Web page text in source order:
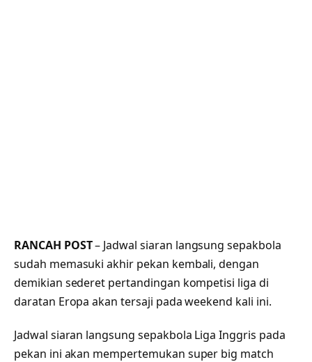
RANCAH POST– Jadwal siaran langsung sepakbola
sudah memasuki akhir pekan kembali, dengan
demikian sederet pertandingan kompetisi liga di
daratan Eropa akan tersaji pada weekend kali ini.
Jadwal siaran langsung sepakbola Liga Inggris pada
pekan ini akan mempertemukan super big match